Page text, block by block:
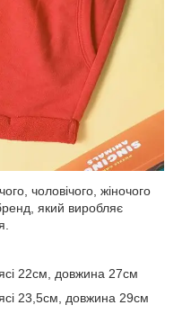
чоловічого, жіночого
який виробляє
22см, довжина 27см
23,5см, довжина 29см